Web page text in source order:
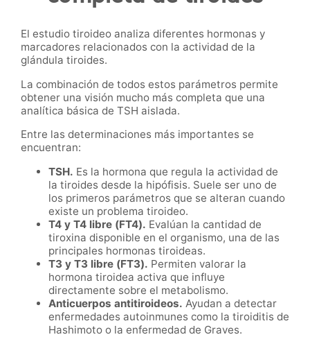
El estudio tiroideo analiza diferentes hormonas y
marcadores relacionados con la actividad de la
glándula tiroides.
La combinación de todos estos parámetros permite
obtener una visión mucho más completa que una
analítica básica de TSH aislada.
Entre las determinaciones más importantes se
encuentran:
TSH. Es la hormona que regula la actividad de
la tiroides desde la hipófisis. Suele ser uno de
los primeros parámetros que se alteran cuando
existe un problema tiroideo.
T4 y T4 libre (FT4). Evalúan la cantidad de
tiroxina disponible en el organismo, una de las
principales hormonas tiroideas.
T3 y T3 libre (FT3). Permiten valorar la
hormona tiroidea activa que influye
directamente sobre el metabolismo.
Anticuerpos antitiroideos. Ayudan a detectar
enfermedades autoinmunes como la tiroiditis de
Hashimoto o la enfermedad de Graves.